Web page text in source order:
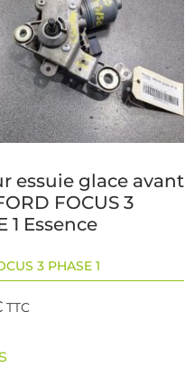
essuie glace avant
FOCUS 3
1 Essence
3 PHASE 1
TTC